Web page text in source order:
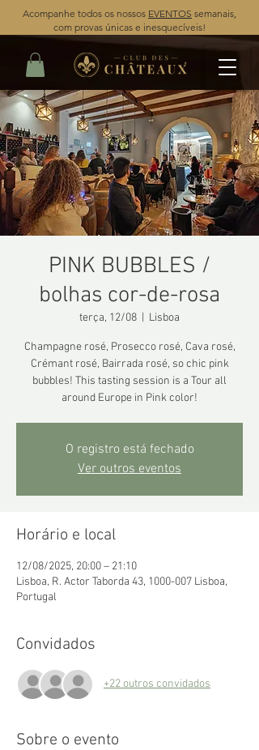
Acompanhe todos os nossos EVENTOS semanais,
com provas únicas e inesquecíveis!
PINK BUBBLES /
bolhas cor-de-rosa
terça, 12/08 Lisboa
Champagne rosé, Prosecco rosé, Cava rosé,
Crémant rosé, Bairrada rosé, so chic pink
bubbles! This tasting session is a Tour all
around Europe in Pink color!
O registro está fechado
Ver outros eventos
Horário e local
12/08/2025, 20:00 – 21:10
Lisboa, R. Actor Taborda 43, 1000-007 Lisboa,
Portugal
Convidados
+22 outros convidados
Sobre o evento